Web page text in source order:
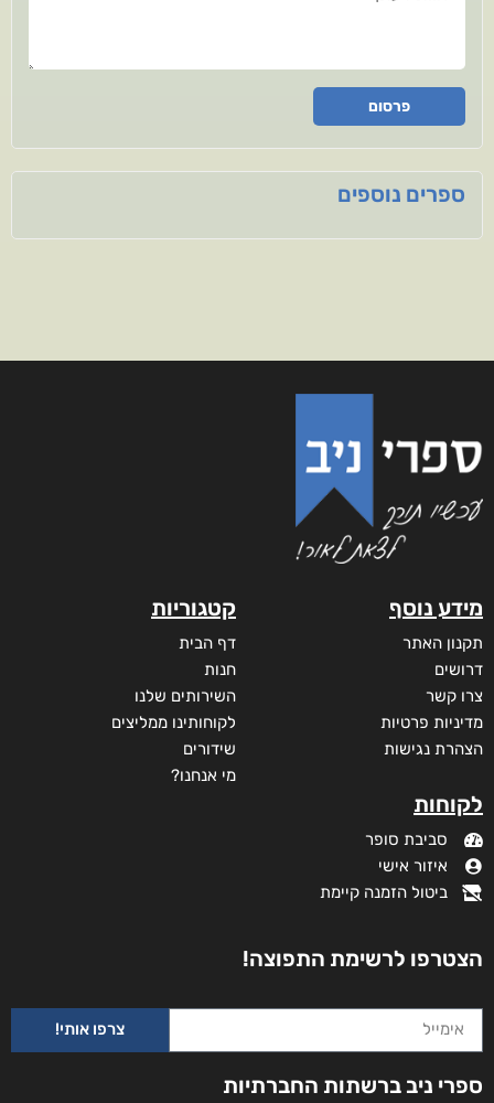
פרסום
ספרים נוספים
מידע נוסף
תקנון האתר
דרושים
צרו קשר
מדיניות פרטיות
הצהרת נגישות
לקוחות
סביבת סופר
איזור אישי
ביטול הזמנה קיימת
קטגוריות
דף הבית
חנות
השירותים שלנו
לקוחותינו ממליצים
שידורים
מי אנחנו?
הצטרפו לרשימת התפוצה!
צרפו אותי!
ספרי ניב ברשתות החברתיות